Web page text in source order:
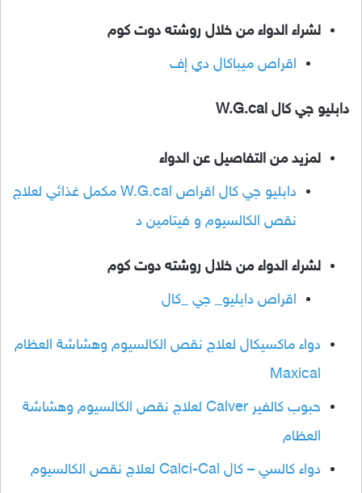
لشراء الدواء من خلال روشته دوت كوم
اقراص ميباكال دي إف
دابليو جي كال W.G.cal
لمزيد من التفاصيل عن الدواء
دابليو جي كال اقراص W.G.cal مكمل غذائي لعلاج
نقص الكالسيوم و فيتامين د
لشراء الدواء من خلال روشته دوت كوم
اقراص دابليو_ جي _كال
دواء ماكسيكال لعلاج نقص الكالسيوم وهشاشة العظام
Maxical
حبوب كالفير Calver لعلاج نقص الكالسيوم وهشاشة
العظام
دواء كالسي – كال Calci-Cal لعلاج نقص الكالسيوم